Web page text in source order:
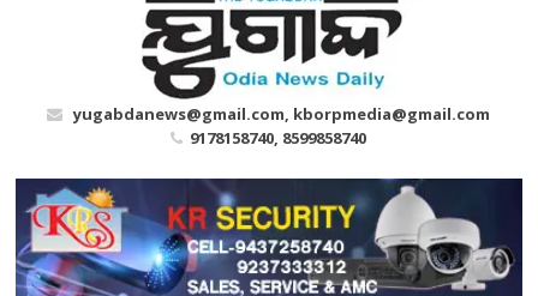
yugabdanews@gmail.com, kborpmedia@gmail.com
9178158740, 8599858740